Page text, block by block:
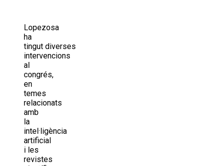
Lopezosa
ha
tingut diverses
intervencions
al
congrés,
en
temes
relacionats
amb
la
intel·ligència
artificial
i les
revistes